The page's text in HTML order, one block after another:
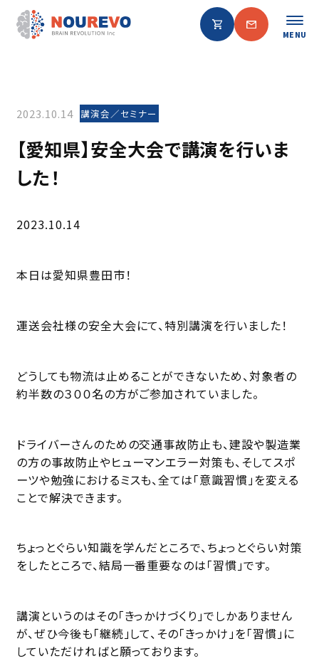
MENU
2023.10.14 講演会／セミナー
【愛知県】安全大会で講演を行いま
した！
2023.10.14
本日は愛知県豊田市！
運送会社様の安全大会にて、特別講演を行いました！
どうしても物流は止めることができないため、対象者の
約半数の３００名の方がご参加されていました。
ドライバーさんのための交通事故防止も、建設や製造業
の方の事故防止やヒューマンエラー対策も、そしてスポ
ーツや勉強におけるミスも、全ては「意識習慣」を変える
ことで解決できます。
ちょっとぐらい知識を学んだところで、ちょっとぐらい対策
をしたところで、結局一番重要なのは「習慣」です。
講演というのはその「きっかけづくり」でしかありません
が、ぜひ今後も「継続」して、その「きっかけ」を「習慣」に
していただければと願っております。